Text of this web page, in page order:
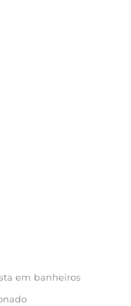
em banheiros